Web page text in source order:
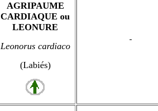
AGRIPAUME
CARDIAQUE ou
LEONURE
Leonorus cardiaco
(Labiés)
-